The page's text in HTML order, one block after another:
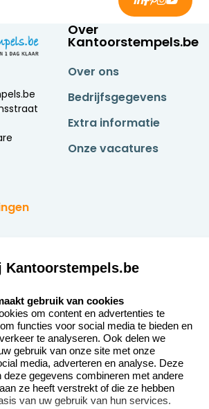
Over
Kantoorstempels.be
Over ons
Bedrijfsgegevens
Extra informatie
Onze vacatures
Contact opnemen
Veel gestelde vragen
Retourneren
Herroepingsrecht
Kantoorstempels.be
gebruik van cookies
om content en advertenties te
functies voor social media te bieden en
te analyseren. Ook delen we
gebruik van onze site met onze
media, adverteren en analyse. Deze
deze gegevens combineren met andere
ze heeft verstrekt of die ze hebben
van uw gebruik van hun services.